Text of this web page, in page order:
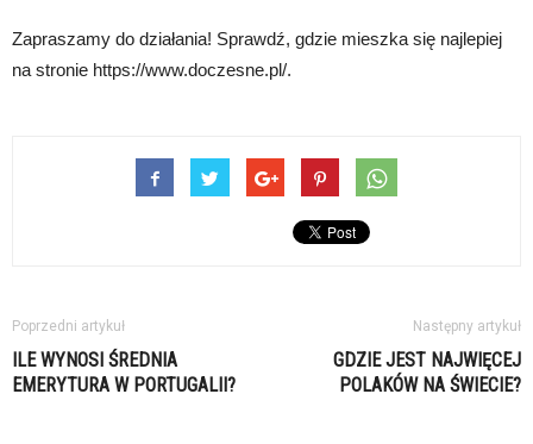
Zapraszamy do działania! Sprawdź, gdzie mieszka się najlepiej
na stronie https://www.doczesne.pl/.
Poprzedni artykuł
ILE WYNOSI ŚREDNIA
EMERYTURA W PORTUGALII?
Następny artykuł
GDZIE JEST NAJWIĘCEJ
POLAKÓW NA ŚWIECIE?